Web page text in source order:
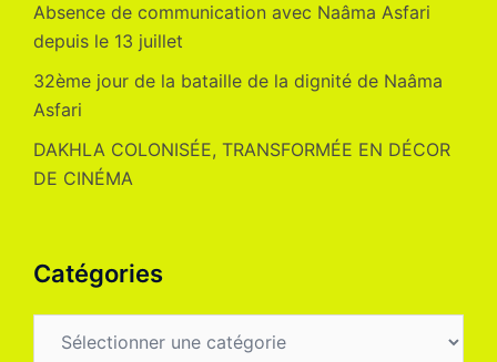
Absence de communication avec Naâma Asfari
depuis le 13 juillet
32ème jour de la bataille de la dignité de Naâma
Asfari
DAKHLA COLONISÉE, TRANSFORMÉE EN DÉCOR
DE CINÉMA
Catégories